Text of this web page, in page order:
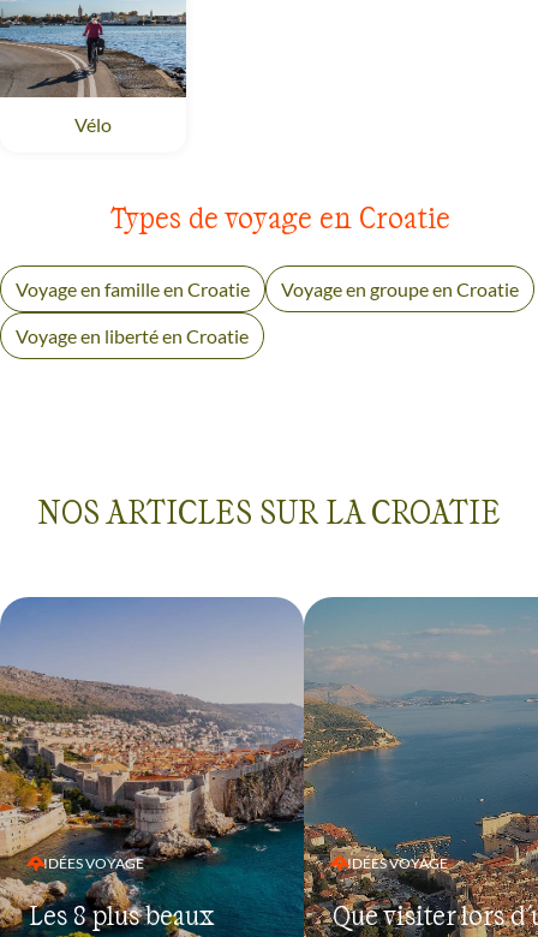
Vélo
Types de voyage en Croatie
Voyage en famille en Croatie Voyage en groupe en Croatie
Voyage en liberté en Croatie
NOS ARTICLES SUR LA CROATIE
IDÉES VOYAGE
Les 8 plus beaux
IDÉES VOYAGE
Que visiter lors